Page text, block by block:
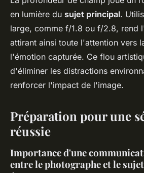
en lumière du sujet principal.
large, comme f/1.8 ou f/2.8, rend
attirant ainsi toute l'attention vers
l'émotion capturée. Ce flou
d'éliminer les distractions
renforcer l'impact de l'image.
Préparation pour une
réussie
Importance d'une
entre le photographe et le sujet